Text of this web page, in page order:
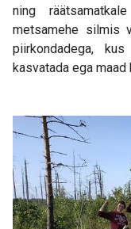
ning
metsamehe silmis
piirkondadega,
kasvatada ega maad